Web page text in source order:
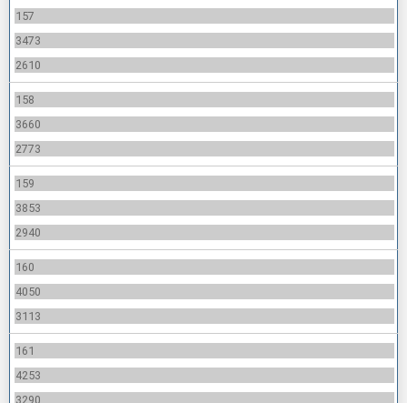
157
3473
2610
158
3660
2773
159
3853
2940
160
4050
3113
161
4253
3290